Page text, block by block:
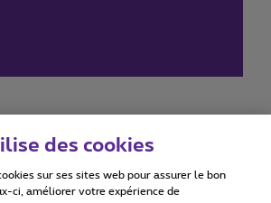
Accessibility statement
des cookies
sur ses sites web pour assurer le bon
ci, améliorer votre expérience de